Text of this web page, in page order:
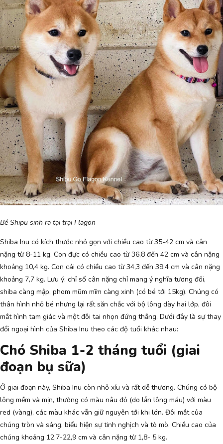
Bé Shipu sinh ra tại trại Flagon
Shiba Inu có kích thước nhỏ gọn với chiều cao từ 35-42 cm và cân
nặng từ 8-11 kg. Con đực có chiều cao từ 36,8 đến 42 cm và cân nặng
khoảng 10,4 kg. Con cái có chiều cao từ 34,3 đến 39,4 cm và cân nặng
khoảng 7,7 kg. Lưu ý: chỉ số cân nặng chỉ mang ý nghĩa tương đối,
shiba càng mập, phom mũm mĩm càng xinh (có bé tới 15kg). Chúng có
thân hình nhỏ bé nhưng lại rất săn chắc với bộ lông dày hai lớp, đôi
mắt hình tam giác và một đôi tai nhọn đứng thẳng. Dưới đây là sự thay
đổi ngoại hình của Shiba Inu theo các độ tuổi khác nhau:
Chó Shiba 1-2 tháng tuổi (giai
đoạn bụ sữa)
Ở giai đoạn này, Shiba Inu còn nhỏ xíu và rất dễ thương. Chúng có bộ
lông mềm và mịn, thường có màu nâu đỏ (do lẫn lông máu) với màu
red (vàng), các màu khác vẫn giữ nguyên tới khi lớn. Đôi mắt của
chúng tròn và sáng, biểu hiện sự tinh nghịch và tò mò. Chiều cao của
chúng khoảng 12,7-22,9 cm và cân nặng từ 1,8- 5 kg.